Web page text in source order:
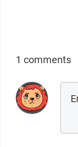
1 comments